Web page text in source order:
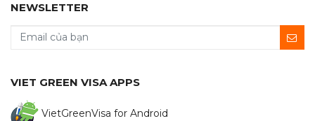
NEWSLETTER
VIET GREEN VISA APPS
VietGreenVisa for Android